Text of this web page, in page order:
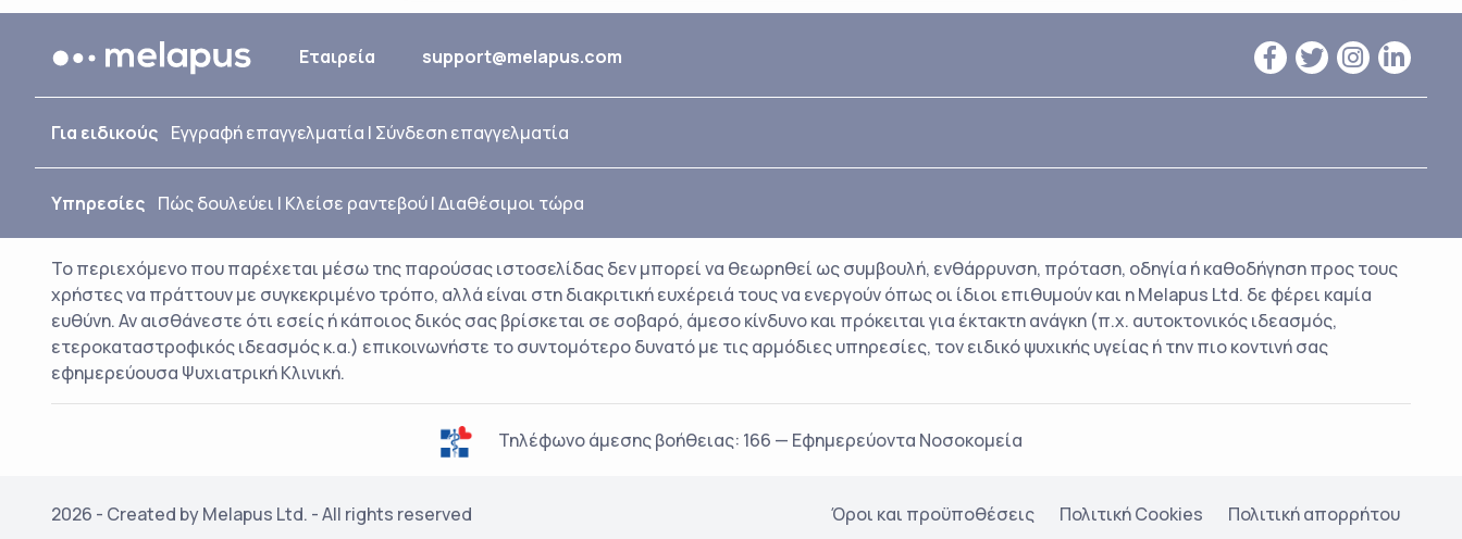
Εταιρεία support@melapus.com
Για ειδικούς Εγγραφή επαγγελματία | Σύνδεση επαγγελματία
Υπηρεσίες Πώς δουλεύει | Κλείσε ραντεβού|Διαθέσιμοι τώρα
Το περιεχόμενο που παρέχεται μέσω της παρούσας ιστοσελίδας δεν μπορεί να θεωρηθεί ως συμβουλή, ενθάρρυνση, πρόταση, οδηγία ή καθοδήγηση προς τους
χρήστες να πράττουν με συγκεκριμένο τρόπο, αλλά είναι στη διακριτική ευχέρειά τους να ενεργούν όπως οι ίδιοι επιθυμούν και η Melapus Ltd. δε φέρει καμία
ευθύνη. Αν αισθάνεστε ότι εσείς ή κάποιος δικός σας βρίσκεται σε σοβαρό, άμεσο κίνδυνο και πρόκειται για έκτακτη ανάγκη (π.χ. αυτοκτονικός ιδεασμός,
ετεροκαταστροφικός ιδεασμός κ.α.) επικοινωνήστε το συντομότερο δυνατό με τις αρμόδιες υπηρεσίες, τον ειδικό ψυχικής υγείας ή την πιο κοντινή σας
εφημερεύουσα Ψυχιατρική Κλινική.
Τηλέφωνο άμεσης βοήθειας: 166 — Εφημερεύοντα Νοσοκομεία
2026 - Created by Melapus Ltd. - All rights reserved Όροι και προϋποθέσεις Πολιτική Cookies Πολιτική απορρήτου